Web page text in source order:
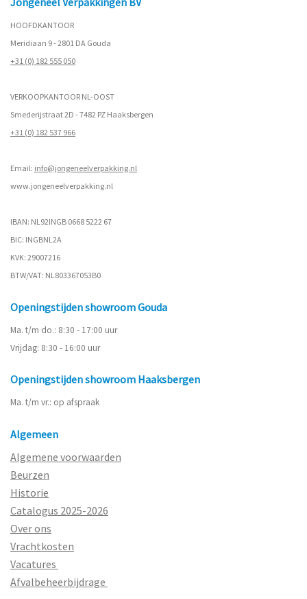
HOOFDKANTOOR
Meridiaan 9 - 2801 DA Gouda
+31 (0) 182 555 050
VERKOOPKANTOOR NL-OOST
Smederijstraat 2D - 7482 PZ Haaksbergen
+31 (0) 182 537 966
Email: info@jongeneelverpakking.nl
www.jongeneelverpakking.nl
IBAN: NL92INGB 0668 5222 67
BIC: INGBNL2A
KVK: 29007216
BTW/VAT: NL803367053B0
Openingstijden showroom Gouda
Ma. t/m do.: 8:30 - 17:00 uur
Vrijdag: 8:30 - 16:00 uur
Openingstijden showroom Haaksbergen
Ma. t/m vr.: op afspraak
Algemeen
Algemene voorwaarden
Beurzen
Historie
Catalogus 2025-2026
Over ons
Vrachtkosten
Vacatures
Afvalbeheerbijdrage